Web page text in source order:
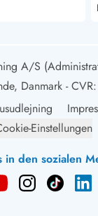
A/S
Danmark -
Einstellungen
in den sozialen